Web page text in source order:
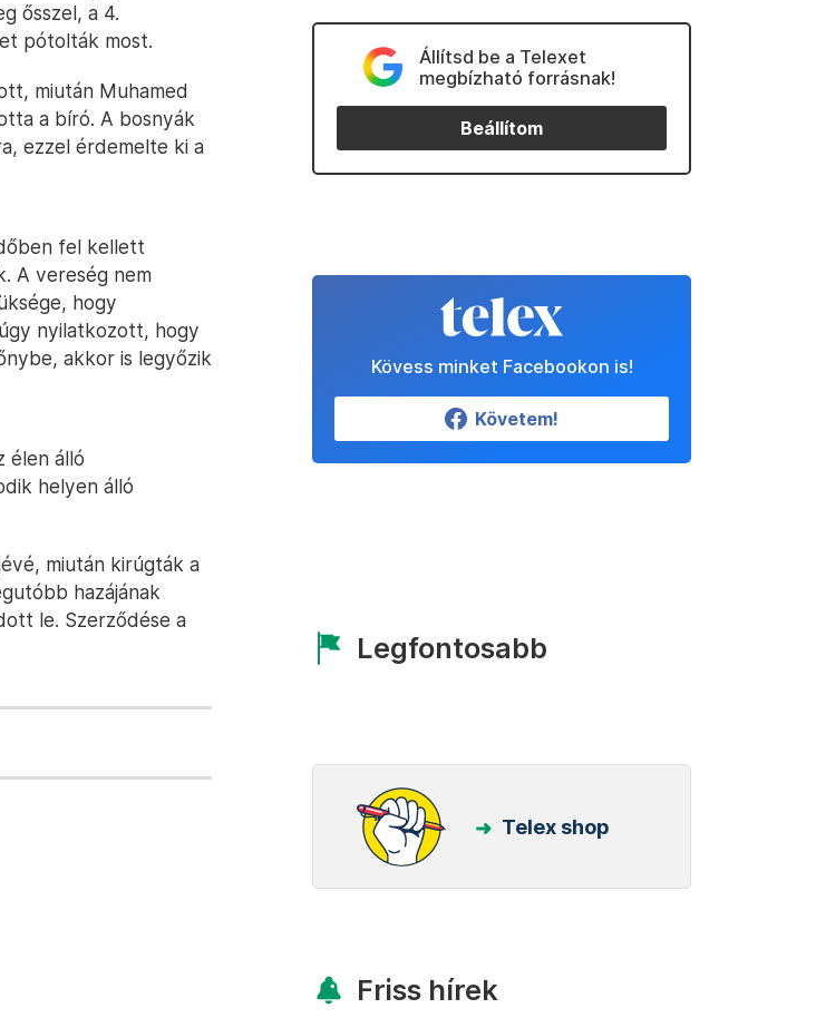
ősszel, a 4.
pótolták most.
miután Muhamed
a bíró. A bosnyák
ezzel érdemelte ki a
fel kellett
A vereség nem
hogy
nyilatkozott, hogy
akkor is legyőzik
élen álló
helyen álló
miután kirúgták a
hazájának
le. Szerződése a
Állítsd be a Telexet
megbízható forrásnak!
Beállítom
Kövess minket Facebookon is!
Követem!
Legfontosabb
Telex shop
Friss hírek